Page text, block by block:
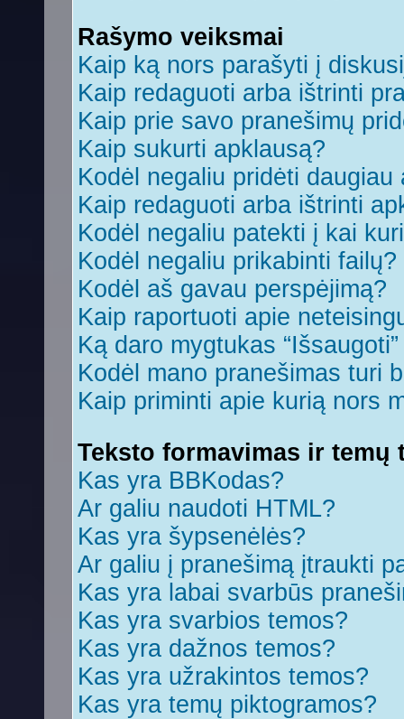
Rašymo veiksmai
Kaip ką nors parašyti į
Kaip redaguoti arba ištrinti
Kaip prie savo pranešimų
Kaip sukurti apklausą?
Kodėl negaliu pridėti
Kaip redaguoti arba ištrinti
Kodėl negaliu patekti į kai
Kodėl negaliu prikabinti failų?
Kodėl aš gavau perspėjimą?
Kaip raportuoti apie
Ką daro mygtukas
Kodėl mano pranešimas turi
Kaip priminti apie kurią nors
Teksto formavimas ir temų
Kas yra BBKodas?
Ar galiu naudoti HTML?
Kas yra šypsenėlės?
Ar galiu į pranešimą įtraukti
Kas yra labai svarbūs
Kas yra svarbios temos?
Kas yra dažnos temos?
Kas yra užrakintos temos?
Kas yra temų piktogramos?